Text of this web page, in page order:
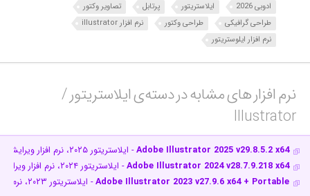
ادوبی 2026
ایلاستریتور پرتابل
تصاویر وکتور
طراحی گرافیکی
طراحی وکتور
نرم افزار illustrator
نرم افزار ایلوستریتور
نرم افزار های مشابه در دسته‌ی‌ ایلاستریتور /
Illustrator‎
Adobe Illustrator 2025 v29.8.5.2 x64- ایلاستریتور ۲۰۲۵، نرم افزار ویرایشگر گرافیک برداری
Adobe Illustrator 2024 v28.7.9.218 x64- ایلاستریتور ۲۰۲۴، نرم افزار ویرایشگر گرافیک برداری
Adobe Illustrator 2023 v27.9.6 x64 + Portable- ایلاستریتور ۲۰۲۳، نرم افزار ویرایشگر گرافیک برداری